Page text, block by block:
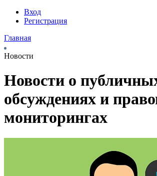
Вход
Регистрация
Главная
Новости
Новости о
обсуждениях и
мониторингах